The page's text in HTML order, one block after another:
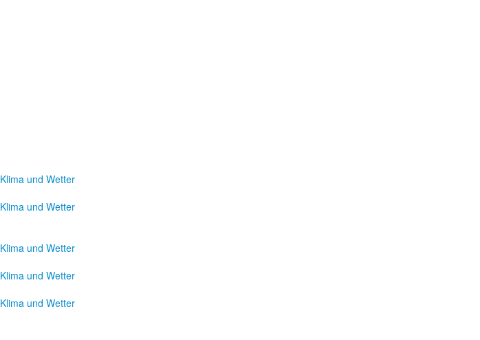
Klima und Wetter
Klima und Wetter
Klima und Wetter
Klima und Wetter
Klima und Wetter